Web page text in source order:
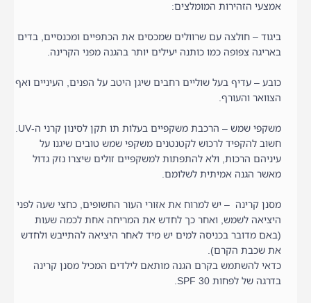
אמצעי הזהירות המומלצים:
ביגוד – חולצה עם שרוולים שמכסים את הכתפיים ומכנסיים, בדים
באריגה צפופה כמו כותנה יעילים יותר בהגנה מפני הקרינה.
כובע – עדיף בעל שוליים רחבים שיגן היטב על הפנים, העיניים ואף
הצוואר והעורף.
משקפי שמש – הרכבת משקפיים בעלות תו תקן לסינון קרני ה-UV.
חשוב להקפיד לרכוש לקטנטנים משקפי שמש טובים שיגנו על
עיניהם הרכות, ולא להתפתות למשקפיים זולים שיצרו נזק גדול
מאשר הגנה אמיתית לשלומם.
מסנן קרינה – יש למרוח את אזורי העור החשופים, כחצי שעה לפני
היציאה לשמש, ואחר כך לחדש את המריחה אחת לכמה שעות
(באם מדובר בכניסה למים יש מיד לאחר היציאה להתייבש ולחדש
את שכבת הקרם).
כדאי להשתמש בקרם הגנה מותאם לילדים המכיל מסנן קרינה
בדרגה של לפחות 30 SPF.